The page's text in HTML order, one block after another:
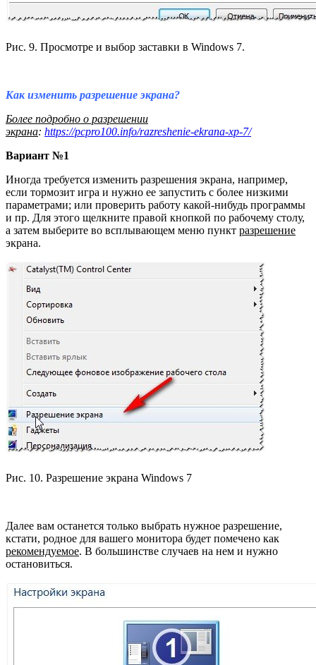
Рис. 9. Просмотре и выбор заставки в Windows 7.
Как изменить разрешение экрана?
Более подробно о разрешении
экрана: https://pcpro100.info/razreshenie-ekrana-xp-7/
Вариант №1
Иногда требуется изменить разрешения экрана, например,
если тормозит игра и нужно ее запустить с более низкими
параметрами; или проверить работу какой-нибудь программы
и пр. Для этого щелкните правой кнопкой по рабочему столу,
а затем выберите во всплывающем меню пункт разрешение
экрана.
Рис. 10. Разрешение экрана Windows 7
Далее вам останется только выбрать нужное разрешение,
кстати, родное для вашего монитора будет помечено как
рекомендуемое. В большинстве случаев на нем и нужно
остановиться.